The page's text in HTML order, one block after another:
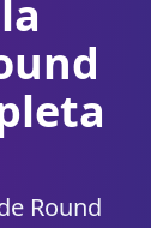
Round